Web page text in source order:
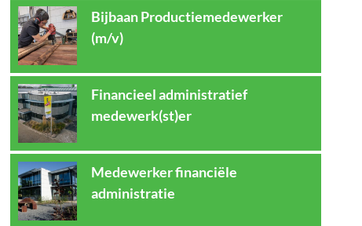
Bijbaan Productiemedewerker
(m/v)
Financieel administratief
medewerk(st)er
Medewerker financiële
administratie